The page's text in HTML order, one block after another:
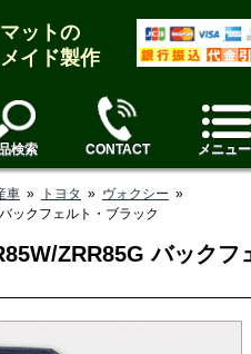
ットの
イド製作
検索 CONTACT メニュー
車 » トヨタ » ヴォクシー »
ックフェルト・ブラック
ZRR85G バックフ